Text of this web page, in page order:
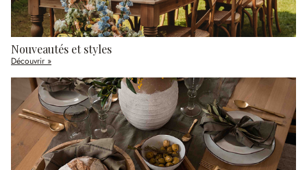
Nouveautés et styles
Découvrir »